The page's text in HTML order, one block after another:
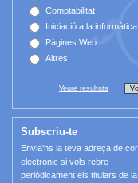
Comptabilitat
Iniciació a la informàtica
Pàgines Web
Altres
Veure resultats
Subscriu-te
Envia'ns la teva adreça de
electrònic si vols rebre
periòdicament els titulars de la